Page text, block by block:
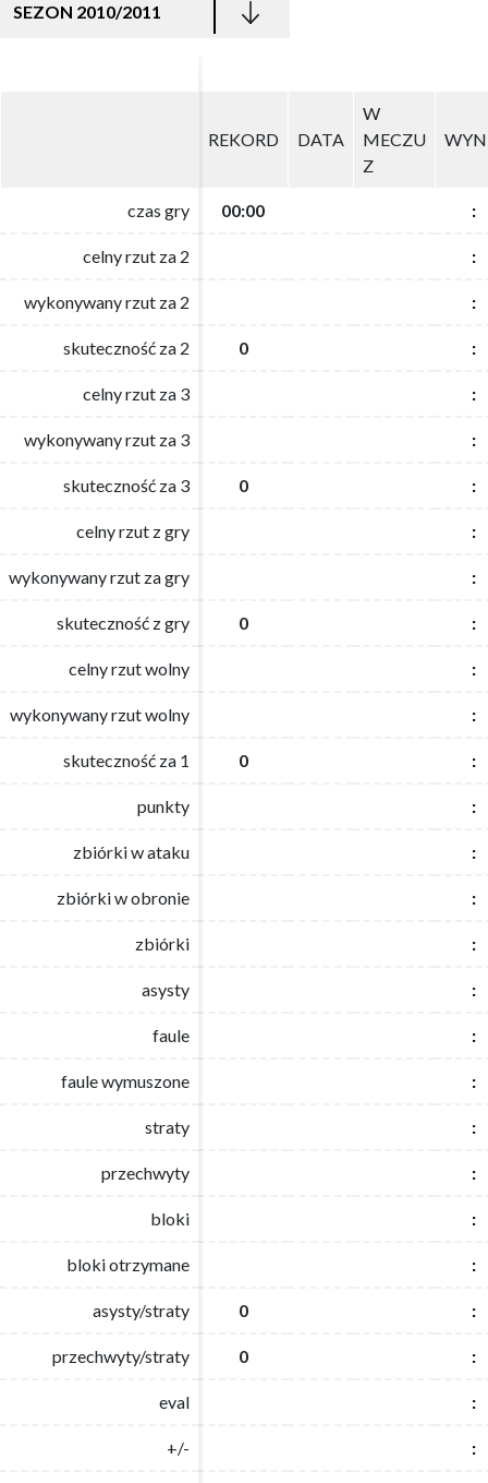
SEZON 2010/2011
REKORD DATA
W
MECZU
Z
czas gry 00:00 :
celny rzut za 2 :
wykonywany rzut za 2 :
skuteczność za 2 0 :
celny rzut za 3 :
wykonywany rzut za 3 :
skuteczność za 3 0 :
celny rzut z gry :
wykonywany rzut za gry :
skuteczność z gry 0 :
celny rzut wolny :
wykonywany rzut wolny :
skuteczność za 1 0 :
punkty :
zbiórki w ataku :
zbiórki w obronie :
zbiórki :
asysty :
faule :
faule wymuszone :
straty :
przechwyty :
bloki :
bloki otrzymane :
asysty/straty 0 :
przechwyty/straty 0 :
eval :
+/- :
REKORD DATA
W
MECZU
Z
czas gry 00:00 :
celny rzut za 2 :
wykonywany rzut za 2 :
skuteczność za 2 0 :
celny rzut za 3 :
wykonywany rzut za 3 :
skuteczność za 3 0 :
celny rzut z gry :
wykonywany rzut za gry :
skuteczność z gry 0 :
celny rzut wolny :
wykonywany rzut wolny :
skuteczność za 1 0 :
punkty :
zbiórki w ataku :
zbiórki w obronie :
zbiórki :
asysty :
faule :
faule wymuszone :
straty :
przechwyty :
bloki :
bloki otrzymane :
asysty/straty 0 :
przechwyty/straty 0 :
eval :
+/- :